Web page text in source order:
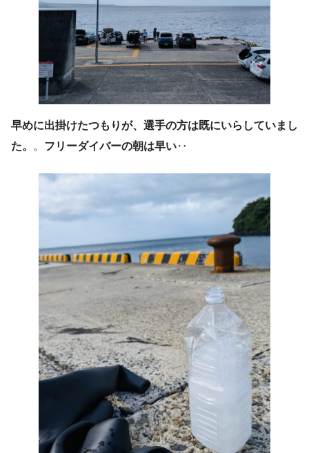
早めに出掛けたつもりが、選手の方は既にいらしていまし
た。
。 フリーダイバーの朝は早い‥